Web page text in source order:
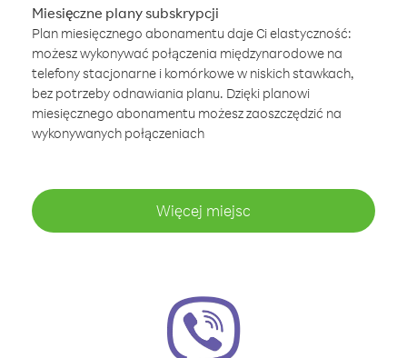
Miesięczne plany subskrypcji
Plan miesięcznego abonamentu daje Ci elastyczność:
możesz wykonywać połączenia międzynarodowe na
telefony stacjonarne i komórkowe w niskich stawkach,
bez potrzeby odnawiania planu. Dzięki planowi
miesięcznego abonamentu możesz zaoszczędzić na
wykonywanych połączeniach
Więcej miejsc